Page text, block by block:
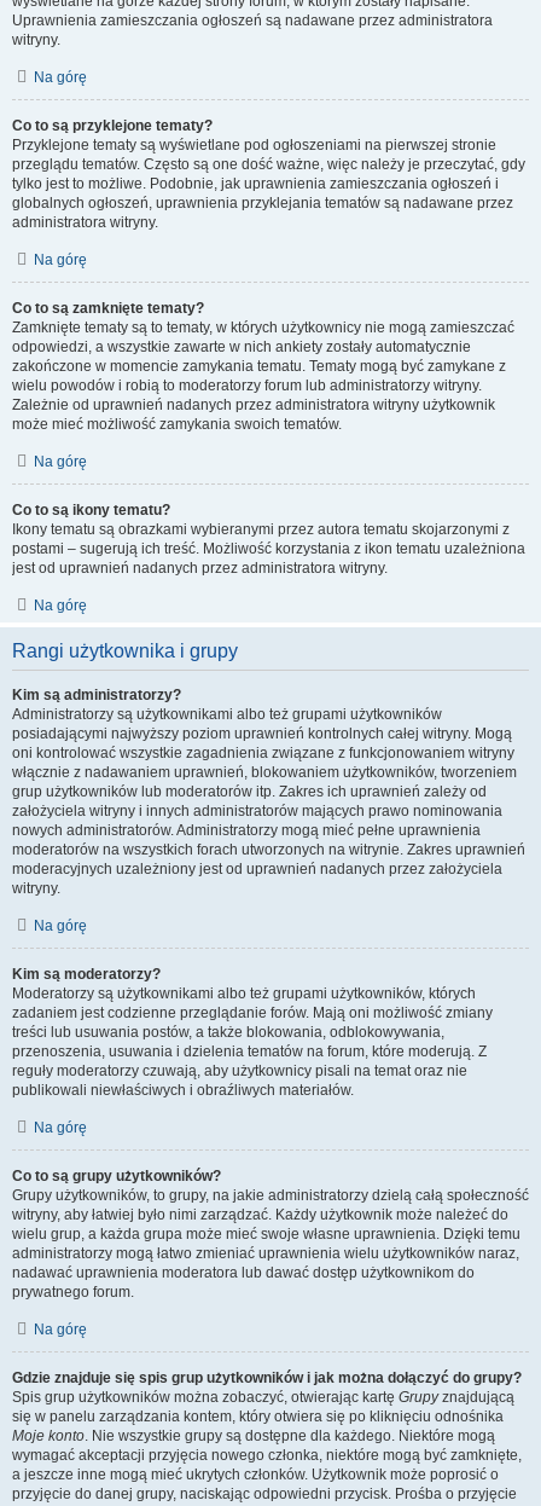
Uprawnienia zamieszczania ogłoszeń są nadawane przez administratora
witryny.
Na górę
Co to są przyklejone tematy?
Przyklejone tematy są wyświetlane pod ogłoszeniami na pierwszej stronie
przeglądu tematów. Często są one dość ważne, więc należy je przeczytać, gdy
tylko jest to możliwe. Podobnie, jak uprawnienia zamieszczania ogłoszeń i
globalnych ogłoszeń, uprawnienia przyklejania tematów są nadawane przez
administratora witryny.
Na górę
Co to są zamknięte tematy?
Zamknięte tematy są to tematy, w których użytkownicy nie mogą zamieszczać
odpowiedzi, a wszystkie zawarte w nich ankiety zostały automatycznie
zakończone w momencie zamykania tematu. Tematy mogą być zamykane z
wielu powodów i robią to moderatorzy forum lub administratorzy witryny.
Zależnie od uprawnień nadanych przez administratora witryny użytkownik
może mieć możliwość zamykania swoich tematów.
Na górę
Co to są ikony tematu?
Ikony tematu są obrazkami wybieranymi przez autora tematu skojarzonymi z
postami – sugerują ich treść. Możliwość korzystania z ikon tematu uzależniona
jest od uprawnień nadanych przez administratora witryny.
Na górę
Rangi użytkownika i grupy
Kim są administratorzy?
Administratorzy są użytkownikami albo też grupami użytkowników
posiadającymi najwyższy poziom uprawnień kontrolnych całej witryny. Mogą
oni kontrolować wszystkie zagadnienia związane z funkcjonowaniem witryny
włącznie z nadawaniem uprawnień, blokowaniem użytkowników, tworzeniem
grup użytkowników lub moderatorów itp. Zakres ich uprawnień zależy od
założyciela witryny i innych administratorów mających prawo nominowania
nowych administratorów. Administratorzy mogą mieć pełne uprawnienia
moderatorów na wszystkich forach utworzonych na witrynie. Zakres uprawnień
moderacyjnych uzależniony jest od uprawnień nadanych przez założyciela
witryny.
Na górę
Kim są moderatorzy?
Moderatorzy są użytkownikami albo też grupami użytkowników, których
zadaniem jest codzienne przeglądanie forów. Mają oni możliwość zmiany
treści lub usuwania postów, a także blokowania, odblokowywania,
przenoszenia, usuwania i dzielenia tematów na forum, które moderują. Z
reguły moderatorzy czuwają, aby użytkownicy pisali na temat oraz nie
publikowali niewłaściwych i obraźliwych materiałów.
Na górę
Co to są grupy użytkowników?
Grupy użytkowników, to grupy, na jakie administratorzy dzielą całą społeczność
witryny, aby łatwiej było nimi zarządzać. Każdy użytkownik może należeć do
wielu grup, a każda grupa może mieć swoje własne uprawnienia. Dzięki temu
administratorzy mogą łatwo zmieniać uprawnienia wielu użytkowników naraz,
nadawać uprawnienia moderatora lub dawać dostęp użytkownikom do
prywatnego forum.
Na górę
Gdzie znajduje się spis grup użytkowników i jak można dołączyć do grupy?
Spis grup użytkowników można zobaczyć, otwierając kartę Grupyznajdującą
się w panelu zarządzania kontem, który otwiera się po kliknięciu odnośnika
Moje konto. Nie wszystkie grupy są dostępne dla każdego. Niektóre mogą
wymagać akceptacji przyjęcia nowego członka, niektóre mogą być zamknięte,
a jeszcze inne mogą mieć ukrytych członków. Użytkownik może poprosić o
przyjęcie do danej grupy, naciskając odpowiedni przycisk. Prośba o przyjęcie